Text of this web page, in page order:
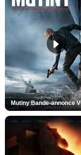
Mutiny Bande-annonce